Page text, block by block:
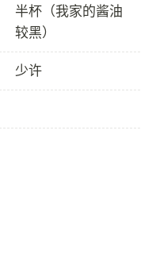
半杯（我家的酱油
较黑）
少许